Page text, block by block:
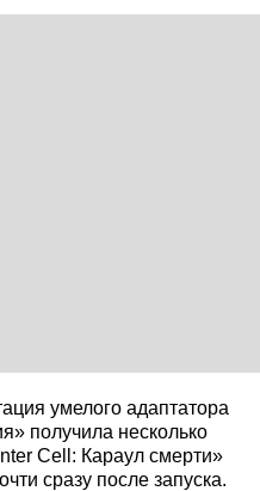
умелого адаптатора
получила несколько
Cell: Караул смерти»
сразу после запуска.